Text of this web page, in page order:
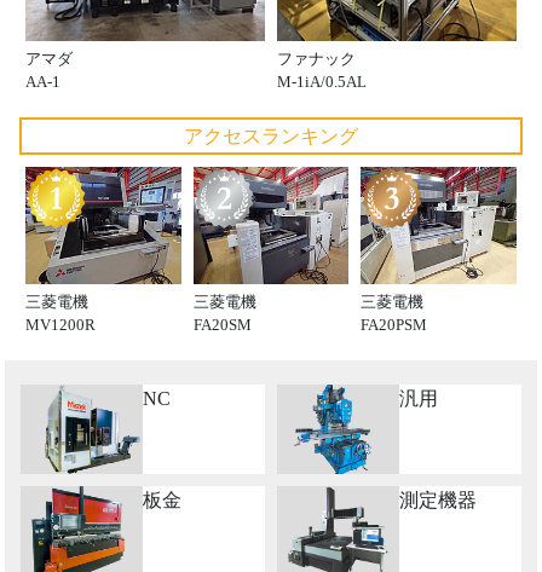
アマダ
AA-1
ファナック
M-1iA/0.5AL
アクセスランキング
三菱電機
MV1200R
三菱電機
FA20SM
三菱電機
FA20PSM
NC 汎用
板金 測定機器